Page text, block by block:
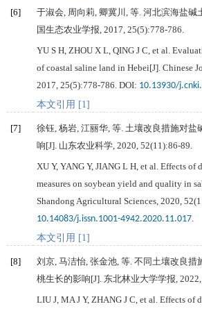
[6] 于淑会, 周向莉, 卿冀川, 等. 河北滨海盐碱
国生态农业学报, 2017, 25(5):778-786.
YU S H, ZHOU X L, QING J C, et al.
of coastal saline land in Hebei[J]. Chinese
2017, 25(5):778-786. DOI: 10.13930/
本文引用 [1]
[7]
徐钰, 杨岩, 江丽华, 等. 土壤改良措施对盐
响[J]. 山东农业科学, 2020, 52(11):86-89.
XU Y, YANG Y, JIANG L H, et al. Effects of
measures on soybean yield and quality in
Shandong Agricultural Sciences, 2020, 52
10.14083/j.issn.1001-4942.2020.11.017.
本文引用 [1]
[8]
刘京, 马洁怡, 张金池, 等. 不同土壤改良
桃生长的影响[J]. 东北林业大学学报, 2022,
LIU J, MA J Y, ZHANG J C, et al. Effects of